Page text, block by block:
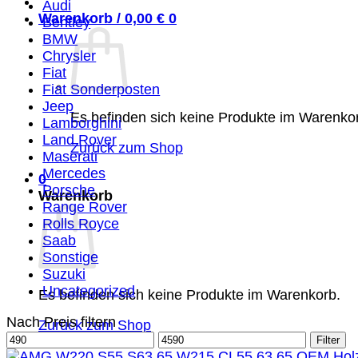
Warenkorb / 0,00 € 0
Es befinden sich keine Produkte im
Zurück zum Shop
0
Warenkorb
Es befinden sich keine Produkte im Warenkorb.
Zurück zum Shop
Audi
Bentley
BMW
Chrysler
Fiat
Fiat Sonderposten
Jeep
Lamborghini
Land Rover
Maserati
Mercedes
Porsche
Range Rover
Rolls Royce
Saab
Sonstige
Suzuki
Uncategorized
Nach Preis filtern
Min.
Preis
Max.
Preis
Filter